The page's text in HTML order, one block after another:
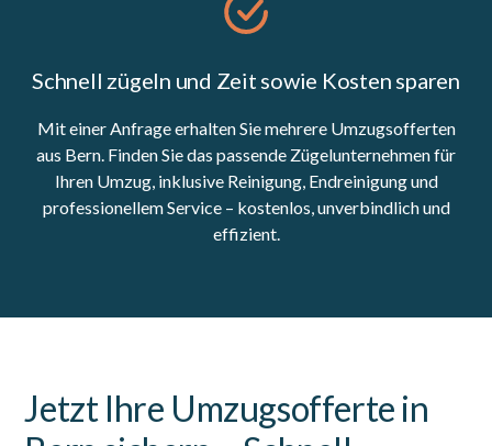
Schnell zügeln und Zeit sowie Kosten sparen
Mit einer Anfrage erhalten Sie mehrere Umzugsofferten
aus Bern. Finden Sie das passende Zügelunternehmen für
Ihren Umzug, inklusive Reinigung, Endreinigung und
professionellem Service – kostenlos, unverbindlich und
effizient.
Jetzt Ihre Umzugsofferte in